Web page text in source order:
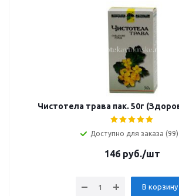
Чистотела трава пак. 50г
Доступно для заказа (99)
146руб./шт
В корзину